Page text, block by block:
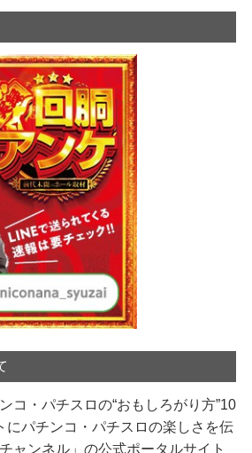
コ・パチスロの“おもしろがり方”10
にパチンコ・パチスロの楽しさを伝
ャンネル」の公式ポータルサイト